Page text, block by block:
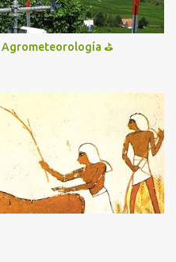
⛳